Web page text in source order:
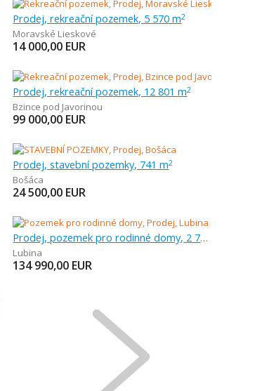
Prodej, rekreační pozemek, 5 570 m2
Moravské Lieskové
14 000,00 EUR
Prodej, rekreační pozemek, 12 801 m2
Bzince pod Javorinou
99 000,00 EUR
Prodej, stavební pozemky, 741 m2
Bošáca
24 500,00 EUR
Prodej, pozemek pro rodinné domy, 2 768 m
Lubina
134 990,00 EUR